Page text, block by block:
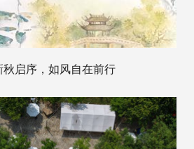
秋启序，如风自在前行